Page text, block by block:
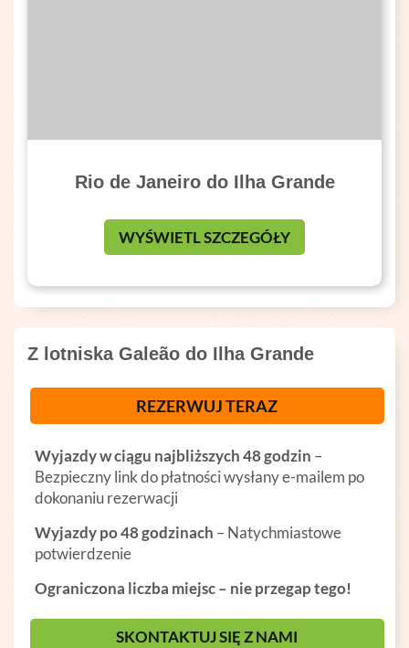
Rio de Janeiro do Ilha Grande
WYŚWIETL SZCZEGÓŁY
Z lotniska Galeão do Ilha Grande
REZERWUJ TERAZ
Wyjazdy w ciągu najbliższych 48 godzin –
Bezpieczny link do płatności wysłany e-mailem po
dokonaniu rezerwacji
Wyjazdy po 48 godzinach – Natychmiastowe
potwierdzenie
Ograniczona liczba miejsc – nie przegap tego!
SKONTAKTUJ SIĘ Z NAMI